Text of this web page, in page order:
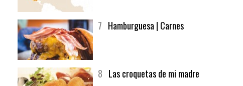
afuegolentoempleo.com